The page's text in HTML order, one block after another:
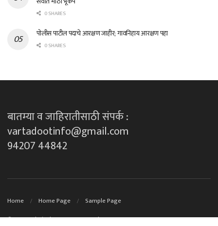
0 SHARES
पोलीस पाटील पदाचे आरक्षण जाहीर; गावनिहाय आरक्षण पहा
0 SHARES
बातम्या व जाहिरातीसाठी संपर्क :
vartadootinfo@gmail.com
94207 44842
Home Home Page Sample Page
© 2023Technical Support By DK techno's